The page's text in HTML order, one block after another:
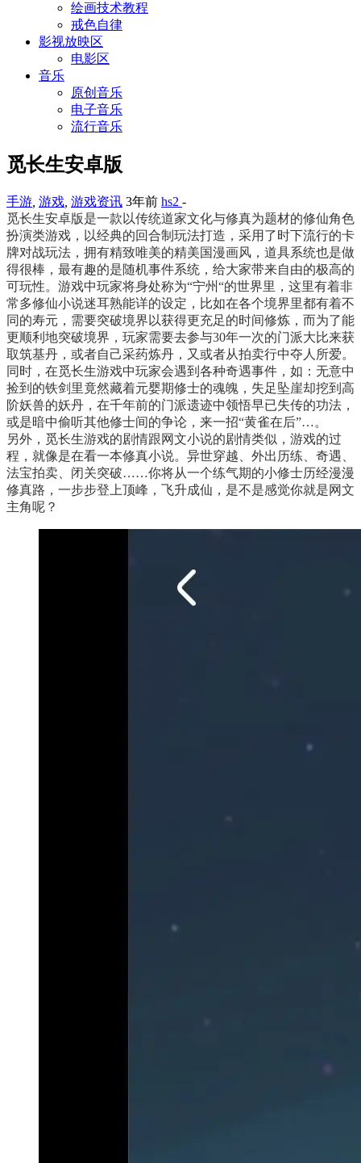
绘画技术教程
戒色自律
影视放映区
电影区
音乐
原创音乐
电子音乐
流行音乐
觅长生安卓版
手游 游戏 游戏资讯 3年前 hs2 -
觅长生安卓版是一款以传统道家文化与修真为题材的修仙角色
扮演类游戏，以经典的回合制玩法打造，采用了时下流行的卡
牌对战玩法，拥有精致唯美的精美国漫画风，道具系统也是做
得很棒，最有趣的是随机事件系统，给大家带来自由的极高的
可玩性。游戏中玩家将身处称为“宁州“的世界里，这里有着非
常多修仙小说迷耳熟能详的设定，比如在各个境界里都有着不
同的寿元，需要突破境界以获得更充足的时间修炼，而为了能
更顺利地突破境界，玩家需要去参与30年一次的门派大比来获
取筑基丹，或者自己采药炼丹，又或者从拍卖行中夺人所爱。
同时，在觅长生游戏中玩家会遇到各种奇遇事件，如：无意中
捡到的铁剑里竟然藏着元婴期修士的魂魄，失足坠崖却挖到高
阶妖兽的妖丹，在千年前的门派遗迹中领悟早已失传的功法，
或是暗中偷听其他修士间的争论，来一招“黄雀在后”…。
另外，觅长生游戏的剧情跟网文小说的剧情类似，游戏的过
程，就像是在看一本修真小说。异世穿越、外出历练、奇遇、
法宝拍卖、闭关突破……你将从一个练气期的小修士历经漫漫
修真路，一步步登上顶峰，飞升成仙，是不是感觉你就是网文
主角呢？